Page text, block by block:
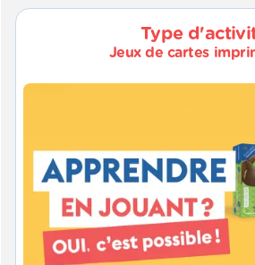
Type
Jeux de cartes